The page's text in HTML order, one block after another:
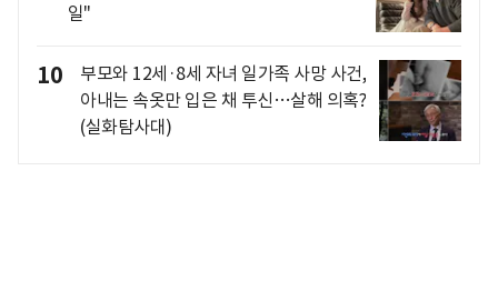
일"
10
부모와 12세·8세 자녀 일가족 사망 사건,
아내는 속옷만 입은 채 투신…살해 의혹?
(실화탐사대)